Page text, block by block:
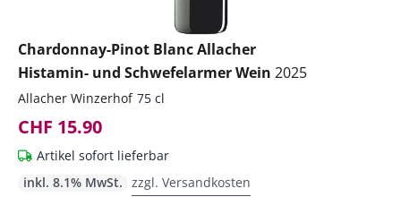
Chardonnay-Pinot Blanc Allacher
Histamin- und Schwefelarmer Wein 2025
Allacher Winzerhof 75 cl
CHF 15.90
Artikel sofort lieferbar
inkl. 8.1% MwSt. zzgl. Versandkosten